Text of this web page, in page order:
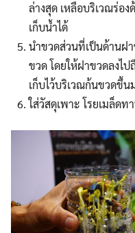
Search
for:
ล่างสุด เหลือบริเวณร่อ
เก็บน้ำได้
นำขวดส่วนที่เป็นด้านฝ
ขวด โดยให้ฝาขวดลงไ
เก็บไว้บริเวณก้นขวดขึ้น
ใส่วัสดุเพาะ โรยเมล็ด